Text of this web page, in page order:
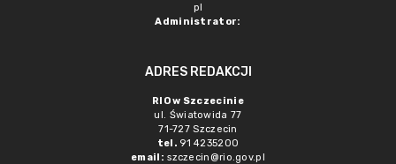
pl
Administrator:
ADRES REDAKCJI
RIO w Szczecinie
ul. Światowida 77
71-727 Szczecin
tel. 91 4235200
email: szczecin@rio.gov.pl